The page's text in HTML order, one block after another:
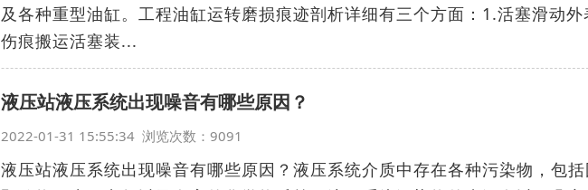
及各种重型油缸。工程油缸运转磨损痕迹剖析详细有三个方面：1.活塞滑动外
伤痕搬运活塞装...
液压站液压系统出现噪音有哪些原因？
2022-01-31 15:55:34 浏览次数：9091
液压站液压系统出现噪音有哪些原因？液压系统介质中存在各种污染物，包